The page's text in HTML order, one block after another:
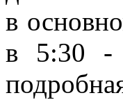
в
в 5:30 -